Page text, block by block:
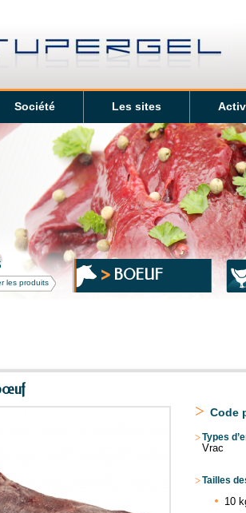
Société Les sites
les produits BOEUF
> Code
>Types
Vrac
>Tailles
10